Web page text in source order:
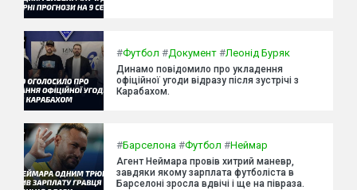
#Футбол #Документ #Леонід Буряк
Динамо повідомило про укладення
офіційної угоди відразу після зустрічі з
Карабахом.
#Барселона #Футбол #Неймар
Агент Неймара провів хитрий маневр,
завдяки якому зарплата футболіста в
Барселоні зросла вдвічі і ще на півраза.